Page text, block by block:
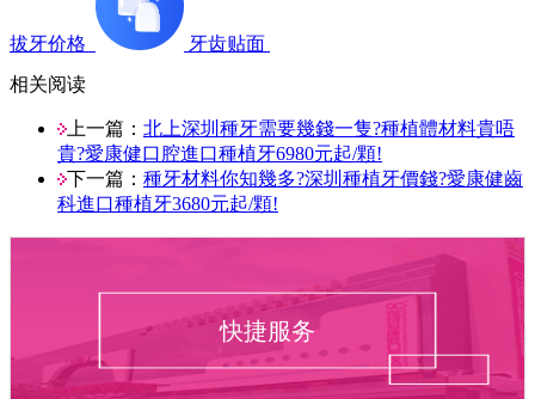
拔牙价格
牙齿贴面
相关阅读
上一篇： 北上深圳種牙需要幾錢一隻?種植體材料貴唔
貴?愛康健口腔進口種植牙6980元起/顆!
下一篇： 種牙材料你知幾多?深圳種植牙價錢?愛康健齒
科進口種植牙3680元起/顆!
快捷服务